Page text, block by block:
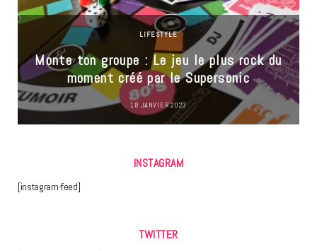
LIFESTYLE
Monte ton groupe : Le jeu le plus rock du
moment créé par le Supersonic
18 JANVIER 2023
INSTAGRAM
[instagram-feed]
TWITTER